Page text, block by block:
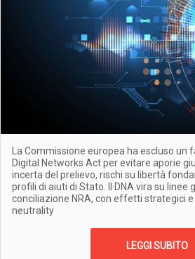
La Commissione europea ha escluso un
Digital Networks Act per evitare aporie
incerta del prelievo, rischi su libertà
profili di aiuti di Stato. Il DNA vira su linee
conciliazione NRA, con effetti strategici
neutrality
LEGGI SUBITO